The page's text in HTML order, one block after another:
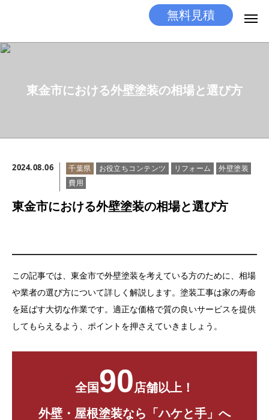
無料見積
東金市における外壁塗装の相場と選び方
2024.08.06 千葉県 お役立ちコンテンツ リフォーム
外壁塗装
費用
東金市における外壁塗装の相場と選び方
この記事では、東金市で外壁塗装を考えている方のために、相場
や業者の選び方について詳しく解説します。塗装工事は家の寿命
を延ばす大切な作業です。適正な価格で質の良いサービスを提供
してもらえるよう、ポイントを押さえていきましょう。
全国90店舗以上！
外壁・屋根塗装なら「ハケと手」へ
施工メニュー
工事の流れ
施工実績
お問い合わせ